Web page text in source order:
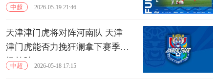
中超 2026-05-19 21:46
天津津门虎将对阵河南队 天津
津门虎能否力挽狂澜拿下赛季主
场首胜
中超 2026-05-18 17:15